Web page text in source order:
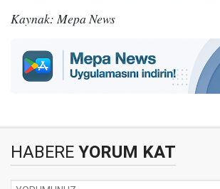
Kaynak: Mepa News
HABERE YORUM KAT